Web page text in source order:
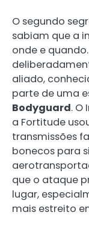
O segundo
sabiam que a
onde e
aliado,
parte de uma
Bodyguard. O
a Fortitude
transmissões
bonecos para
que o ataque
lugar,
mais estreito